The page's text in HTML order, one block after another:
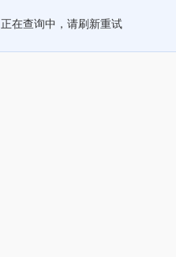
正在查询中，请刷新重试